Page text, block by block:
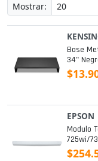
Mostrar:
Base
34"
EPSON
Modulo
725wi/